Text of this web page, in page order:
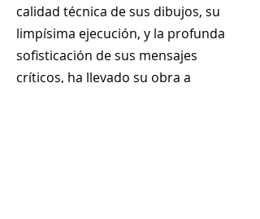
calidad técnica de sus dibujos, su
limpísima ejecución, y la profunda
sofisticación de sus mensajes
críticos, ha llevado su obra a